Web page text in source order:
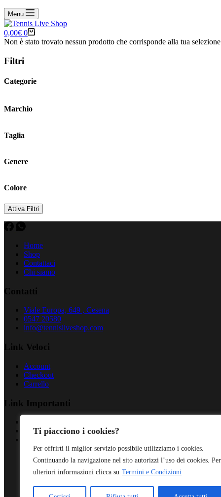
Ti piacciono i cookies?
Per offrirti il miglior servizio possibile utilizziamo i cookies.
Continuando la navigazione nel sito autorizzi l’uso dei cookies. Per
ulteriori informazioni clicca su Termini e Condizioni
Menu
Carrello
0,00€ 0
Non è stato trovato nessun prodotto che corrisponde alla tua
Filtri
Categorie
Marchio
Taglia
Genere
Colore
Attiva Filtri
Home
Shop
Contattaci
Chi siamo
Contatti
Viale Europa, 649 , Cesena
0547 20580
info@tennisliveshop.com
Link Veloci
Account
Checkout
Carrello
Link Importanti
Cookies Policy